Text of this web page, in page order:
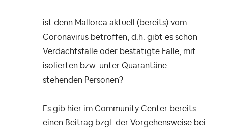
ist denn Mallorca aktuell (bereits) vom
Coronavirus betroffen, d.h. gibt es schon
Verdachtsfälle oder bestätigte Fälle, mit
isolierten bzw. unter Quarantäne
stehenden Personen?
Es gib hier im Community Center bereits
einen Beitrag bzgl. der Vorgehensweise bei